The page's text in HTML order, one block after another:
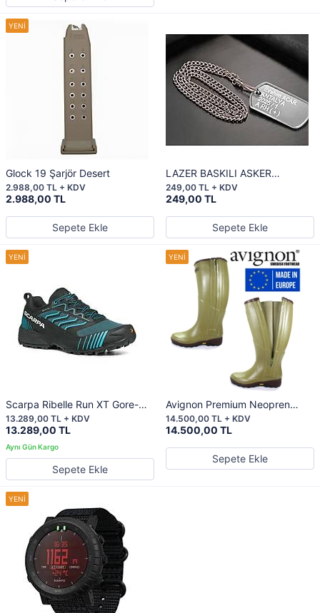
Glock 19 Şarjör Desert
2.988,00 TL
2.988,00 TL + KDV
Sepete Ekle
LAZER BASKILI ASKER
KÜNYESİ
249,00 TL
249,00 TL + KDV
Sepete Ekle
Scarpa Ribelle Run XT Gore-
Tex Erkek Koşu Ayakkabısı
13.289,00 TL
13.289,00 TL + KDV
Sepete Ekle
Avignon Premium Neopren
Fermuarlı Kauçuk Çizme – %100
Su Geçirmez Konfor
14.500,00 TL
14.500,00 TL + KDV
Sepete Ekle